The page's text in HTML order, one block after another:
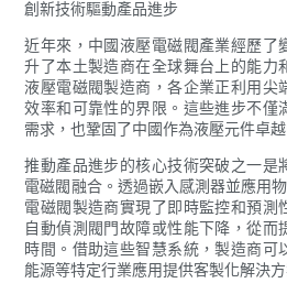
創新技術驅動產品進步
近年來，中國液壓電磁閥產業經歷了
升了本土製造商在全球舞台上的能力
液壓電磁閥製造商，各企業正利用尖
效率和可靠性的界限。這些進步不僅
需求，也鞏固了中國作為液壓元件卓
推動產品進步的核心技術突破之一是
電磁閥融合。透過嵌入感測器並應用
電磁閥製造商實現了即時監控和預測
自動偵測閥門故障或性能下降，從而
時間。借助這些智慧系統，製造商可
能源等特定行業應用提供客製化解決方